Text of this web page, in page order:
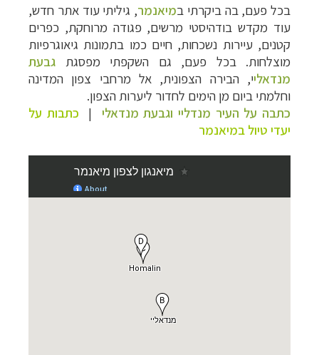
בכל פעם, בה ביקרתי במיאנמר, גיליתי עוד אתר חדש,
עוד מקדש בודהיסטי מרשים, פגודה מרוחקת, כפרים
קטנים, עיירות נשכחות, חיים כמו בתמונות גיאוגרפיות
מוצלחות. בכל פעם, גם השקפתי מפסגת גבעת
מנדאליי, הבירה הצפונית, אל מרחבי צפון המדינה
וחלמתי ביום מן הימים לחדור ליערות הצפון.
כתבה על העיר מנדליי וגבעת מנדאלי | כתבות על
יעדי טיול במיאנמר